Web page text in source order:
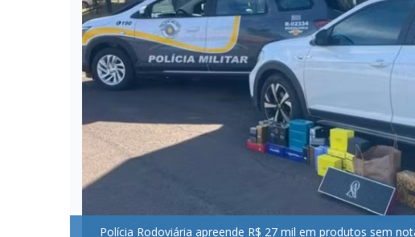
Polícia Rodoviária apreende R$ 27 mil em produtos sem